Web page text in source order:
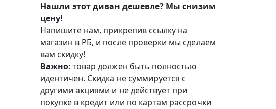
Нашли этот диван дешевле? Мы снизим
цену!
Напишите нам, прикрепив ссылку на
магазин в РБ, и после проверки мы сделаем
вам скидку!
Важно: товар должен быть полностью
идентичен. Скидка не суммируется с
другими акциями и не действует при
покупке в кредит или по картам рассрочки